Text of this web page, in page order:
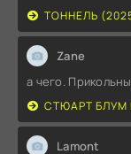
ТОННЕЛЬ
Zane
а чего.
СТЮАРТ БЛУМ
Lamont